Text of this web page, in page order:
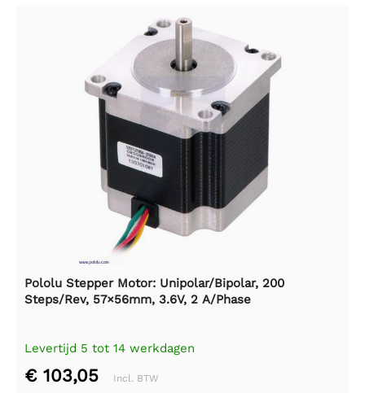
Pololu Stepper Motor: Unipolar/Bipolar, 200
Steps/Rev, 57×56mm, 3.6V, 2 A/Phase
Levertijd 5 tot 14 werkdagen
€ 103,05 Incl. BTW